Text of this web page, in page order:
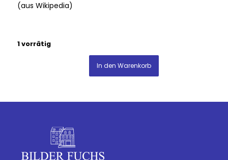
(aus Wikipedia)
1 vorrätig
In den Warenkorb